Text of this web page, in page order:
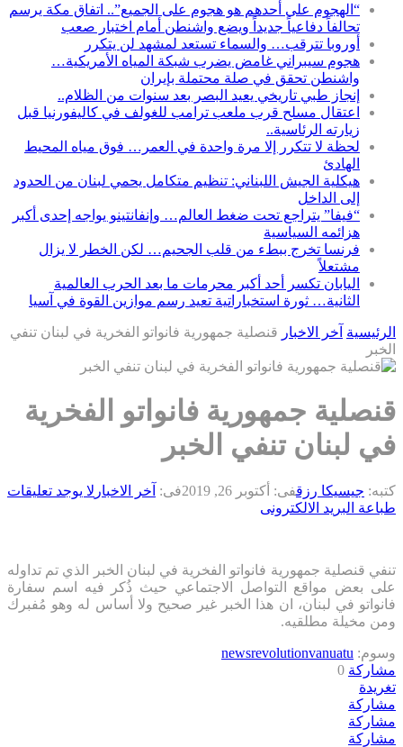
“الهجوم على أحدهم هو هجوم على الجميع”.. اتفاق مكة يرسم
تحالفاً دفاعياً جديداً ويضع واشنطن أمام اختبار صعب
أوروبا تترقب… والسماء تستعد لمشهد لن يتكرر
هجوم سيبراني غامض يضرب شبكة المياه الأمريكية…
واشنطن تحقق في صلة محتملة بإيران
إنجاز طبي تاريخي يعيد البصر بعد سنوات من الظلام..
اعتقال مسلح قرب ملعب ترامب للغولف في كاليفورنيا قبل
زيارته الرئاسية..
لحظة لا تتكرر إلا مرة واحدة في العمر… فوق مياه المحيط
الهادئ
هيكلية الجيش اللبناني: تنظيم متكامل يحمي لبنان من الحدود
إلى الداخل
“فيفا” يتراجع تحت ضغط العالم… وإنفانتينو يواجه إحدى أكبر
هزائمه السياسية
فرنسا تخرج ببطء من قلب الجحيم… لكن الخطر لا يزال
مشتعلاً
اليابان تكسر أحد أكبر محرمات ما بعد الحرب العالمية
الثانية… ثورة استخباراتية تعيد رسم موازين القوة في آسيا
الرئيسية آخر الاخبار قنصلية جمهورية فانواتو الفخرية في لبنان تنفي
الخبر
قنصلية جمهورية فانواتو الفخرية
في لبنان تنفي الخبر
كتبه: جيسيكا رزقفى: أكتوبر 26, 2019 فى: آخر الاخبار لا يوجد تعليقات
طباعة البريد الالكترونى
تنفي قنصلية جمهورية فانواتو الفخرية في لبنان الخبر الذي تم تداوله
على بعض مواقع التواصل الاجتماعي حيث ذُكر فيه اسم سفارة
فانواتو في لبنان، ان هذا الخبر غير صحيح ولا أساس له وهو مُفبرك
ومن مخيلة مطلقيه.
وسوم: newsrevolutionvanuatu
مشاركة 0
تغريدة
مشاركة
مشاركة
مشاركة